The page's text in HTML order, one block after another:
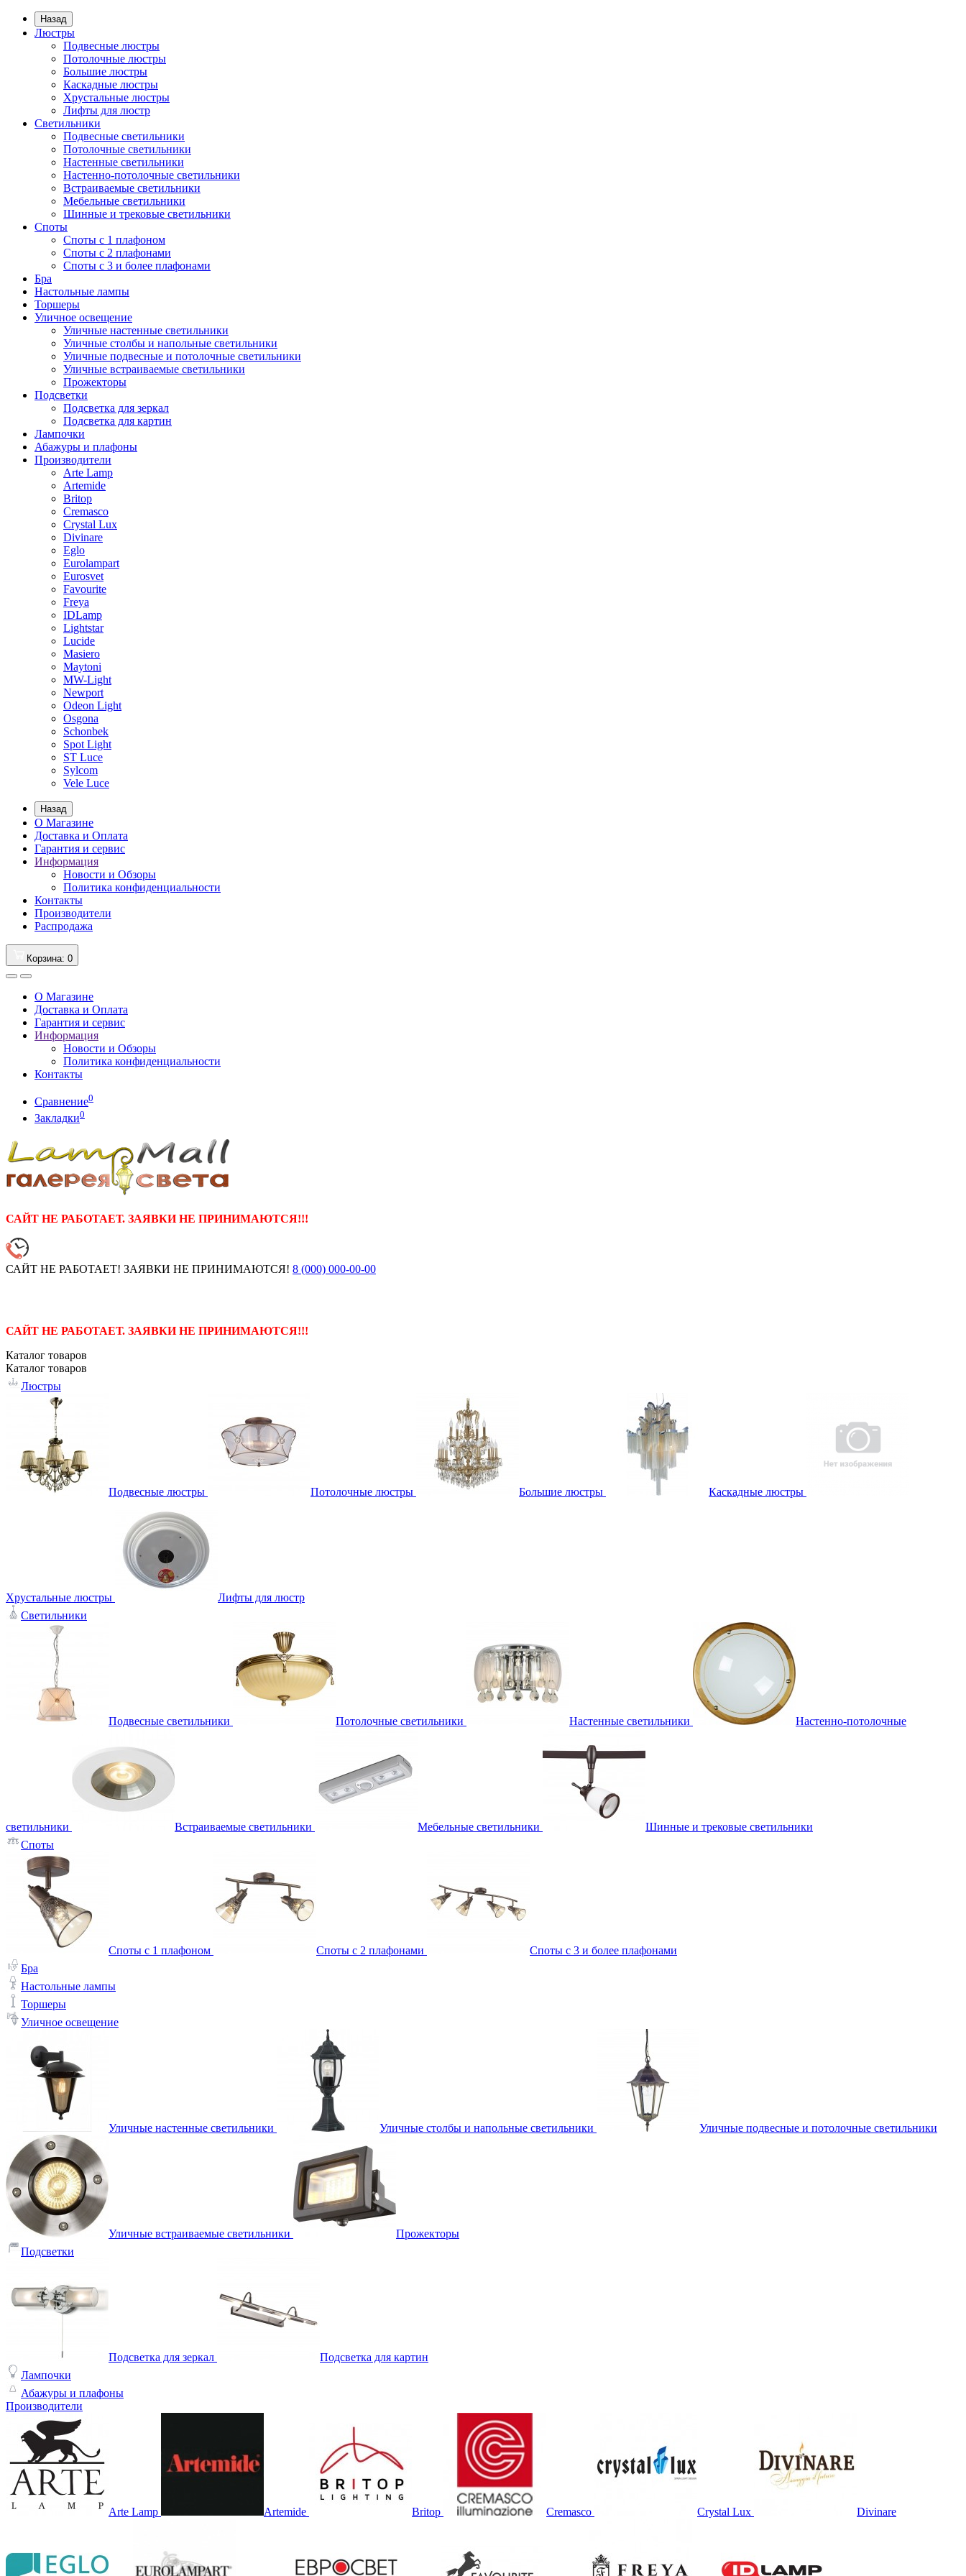
Назад
Люстры
Подвесные люстры
Потолочные люстры
Большие люстры
Каскадные люстры
Хрустальные люстры
Лифты для люстр
Светильники
Подвесные светильники
Потолочные светильники
Настенные светильники
Настенно-потолочные светильники
Встраиваемые светильники
Мебельные светильники
Шинные и трековые светильники
Споты
Споты с 1 плафоном
Споты с 2 плафонами
Споты с 3 и более плафонами
Бра
Настольные лампы
Торшеры
Уличное освещение
Уличные настенные светильники
Уличные столбы и напольные светильники
Уличные подвесные и потолочные светильники
Уличные встраиваемые светильники
Прожекторы
Подсветки
Подсветка для зеркал
Подсветка для картин
Лампочки
Абажуры и плафоны
Производители
Arte Lamp
Artemide
Britop
Cremasco
Crystal Lux
Divinare
Eglo
Eurolampart
Eurosvet
Favourite
Freya
IDLamp
Lightstar
Lucide
Masiero
Maytoni
MW-Light
Newport
Odeon Light
Osgona
Schonbek
Spot Light
ST Luce
Sylcom
Vele Luce
Назад
О Магазине
Доставка и Оплата
Гарантия и сервис
Информация
Новости и Обзоры
Политика конфиденциальности
Контакты
Производители
Распродажа
Корзина: 0
О Магазине
Доставка и Оплата
Гарантия и сервис
Информация
Новости и Обзоры
Политика конфиденциальности
Контакты
Сравнение0
Закладки0
САЙТ НЕ РАБОТАЕТ. ЗАЯВКИ НЕ ПРИНИМАЮТСЯ!!!
САЙТ НЕ РАБОТАЕТ! ЗАЯВКИ НЕ ПРИНИМАЮТСЯ! 8 (000) 000-00-00
САЙТ НЕ РАБОТАЕТ. ЗАЯВКИ НЕ ПРИНИМАЮТСЯ!!!
Каталог товаров
Каталог товаров
Люстры
Подвесные люстры Потолочные люстры Большие люстры Каскадные люстры
Хрустальные люстры
Лифты для люстр
Светильники
Подвесные светильники Потолочные светильники Настенные светильники Настенно-потолочные
светильники Встраиваемые светильники Мебельные светильники
Шинные и трековые светильники
Споты
Споты с 1 плафоном Споты с 2 плафонами
Споты с 3 и более плафонами
Бра
Настольные лампы
Торшеры
Уличное освещение
Уличные настенные светильники Уличные столбы и напольные светильники Уличные подвесные и потолочные светильники
Уличные встраиваемые светильники
Прожекторы
Подсветки
Подсветка для зеркал
Подсветка для картин
Лампочки
Абажуры и плафоны
Производители
Arte Lamp Artemide Britop Cremasco Crystal Lux Divinare